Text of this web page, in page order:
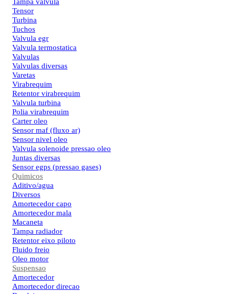
Tampa valvula
Tensor
Turbina
Tuchos
Valvula egr
Valvula termostatica
Valvulas
Valvulas diversas
Varetas
Virabrequim
Retentor virabrequim
Valvula turbina
Polia virabrequim
Carter oleo
Sensor maf (fluxo ar)
Sensor nivel oleo
Valvula solenoide pressao oleo
Juntas diversas
Sensor egps (pressao gases)
Quimicos
Aditivo/agua
Diversos
Amortecedor capo
Amortecedor mala
Macaneta
Tampa radiador
Retentor eixo piloto
Fluido freio
Oleo motor
Suspensao
Amortecedor
Amortecedor direcao